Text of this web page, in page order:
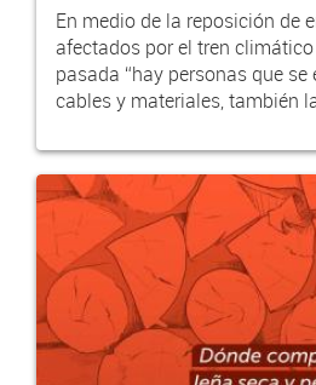
En medio de la reposición de
afectados por el tren
pasada “hay personas que
cables y materiales, también